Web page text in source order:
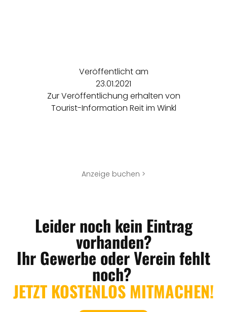
Veröffentlicht am
23.01.2021
Zur Veröffentlichung erhalten von
Tourist-Information Reit im Winkl
Anzeige buchen >
Leider noch kein Eintrag
vorhanden?
Ihr Gewerbe oder Verein fehlt
noch?
JETZT KOSTENLOS MITMACHEN!